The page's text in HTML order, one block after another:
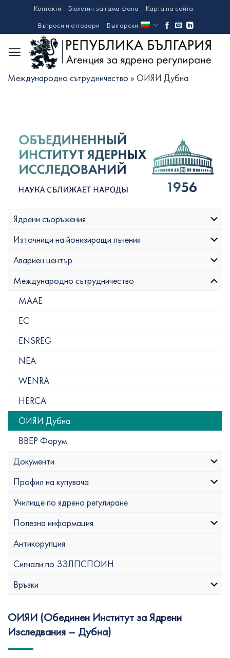
content
Контакти Бюлетин за гама фона
Карта на сайта
Въпроси и отговори
Български
Международно сътрудничество » ОИЯИ Дубна
Ядрени съоръжения
Източници на йонизиращи лъчения
Авариен център
Международно сътрудничество
МААЕ
ЕС
ENSREG
NEA
WENRA
HERCA
ОИЯИ Дубна
ВВЕР Форум
Документи
Профил на купувача
Училище по ядрено регулиране
Полезна информация
Антикорупция
Сигнали по ЗЗЛПСПОИН
Връзки
ОИЯИ (Обединен Институт за Ядрени
Изследвания – Дубна)